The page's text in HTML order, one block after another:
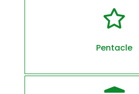

Pentacle